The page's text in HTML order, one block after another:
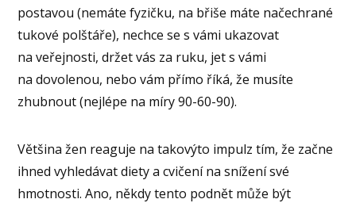
postavou (nemáte fyzičku, na břiše máte načechrané
tukové polštáře), nechce se s vámi ukazovat
na veřejnosti, držet vás za ruku, jet s vámi
na dovolenou, nebo vám přímo říká, že musíte
zhubnout (nejlépe na míry 90-60-90).
Většina žen reaguje na takovýto impulz tím, že začne
ihned vyhledávat diety a cvičení na snížení své
hmotnosti. Ano, někdy tento podnět může být